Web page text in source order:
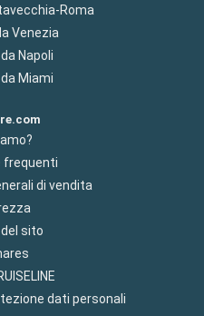
Roma
Venezia
Napoli
Miami
frequenti
di vendita
sito
dati personali